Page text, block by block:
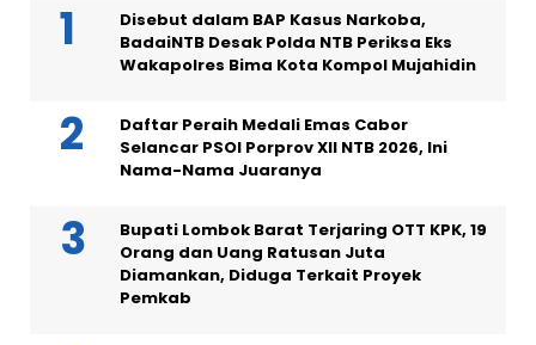
Disebut dalam BAP Kasus Narkoba,
BadaiNTB Desak Polda NTB Periksa Eks
Wakapolres Bima Kota Kompol Mujahidin
Daftar Peraih Medali Emas Cabor
Selancar PSOI Porprov XII NTB 2026, Ini
Nama-Nama Juaranya
Bupati Lombok Barat Terjaring OTT KPK, 19
Orang dan Uang Ratusan Juta
Diamankan, Diduga Terkait Proyek
Pemkab